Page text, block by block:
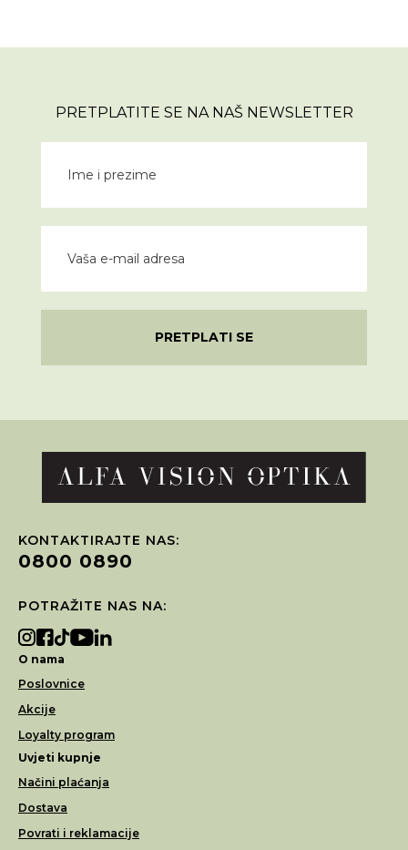
PRETPLATITE SE NA NAŠ NEWSLETTER
PRETPLATI SE
KONTAKTIRAJTE NAS:
0800 0890
POTRAŽITE NAS NA:
O nama
Poslovnice
Akcije
Loyalty program
Uvjeti kupnje
Načini plaćanja
Dostava
Povrati i reklamacije